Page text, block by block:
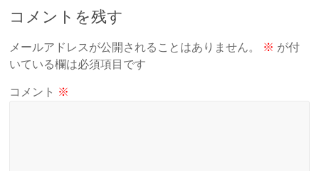
コメントを残す
メールアドレスが公開されることはありません。 ※ が付
いている欄は必須項目です
コメント ※